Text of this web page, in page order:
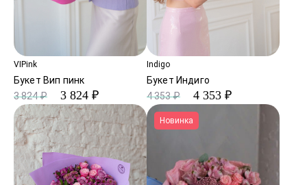
VIPink
Букет Вип пинк
3 824 ₽
3 824 ₽
Indigo
Букет Индиго
4 353 ₽
4 353 ₽
Новинка